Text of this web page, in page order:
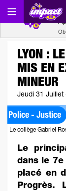
LYON :
MIS EN
MINEUR
Jeudi 31 Juillet
Police - Justice
Le collège Gabriel
Le
dans le
placé en
Progrès.